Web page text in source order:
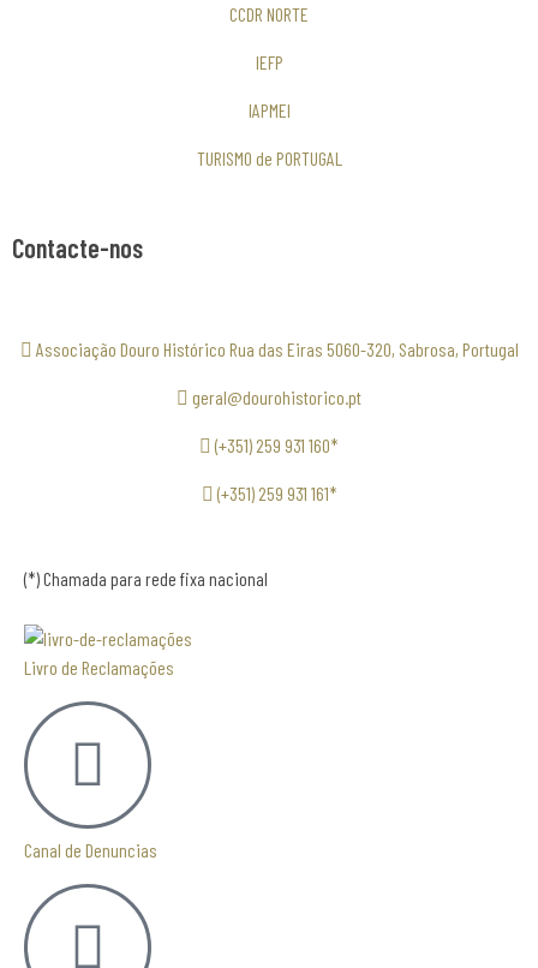
CCDR NORTE
IEFP
IAPMEI
TURISMO de PORTUGAL
Contacte-nos
Associação Douro Histórico Rua das Eiras 5060-320, Sabrosa, Portugal
geral@dourohistorico.pt
(+351) 259 931 160*
(+351) 259 931 161*
(*) Chamada para rede fixa nacional
Livro de Reclamações
Canal de Denuncias